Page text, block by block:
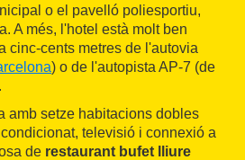
o el pavelló poliesportiu,
A més, l'hotel està molt ben
cinc-cents metres de l'autovia
) o de l'autopista AP-7 (de
amb setze habitacions dobles
televisió i connexió a
de restaurant bufet lliure